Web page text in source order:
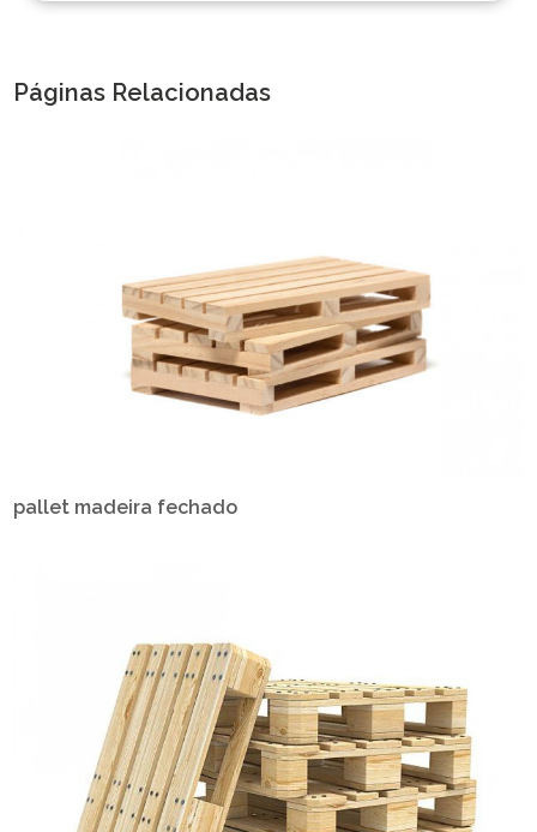
Páginas Relacionadas
pallet madeira fechado